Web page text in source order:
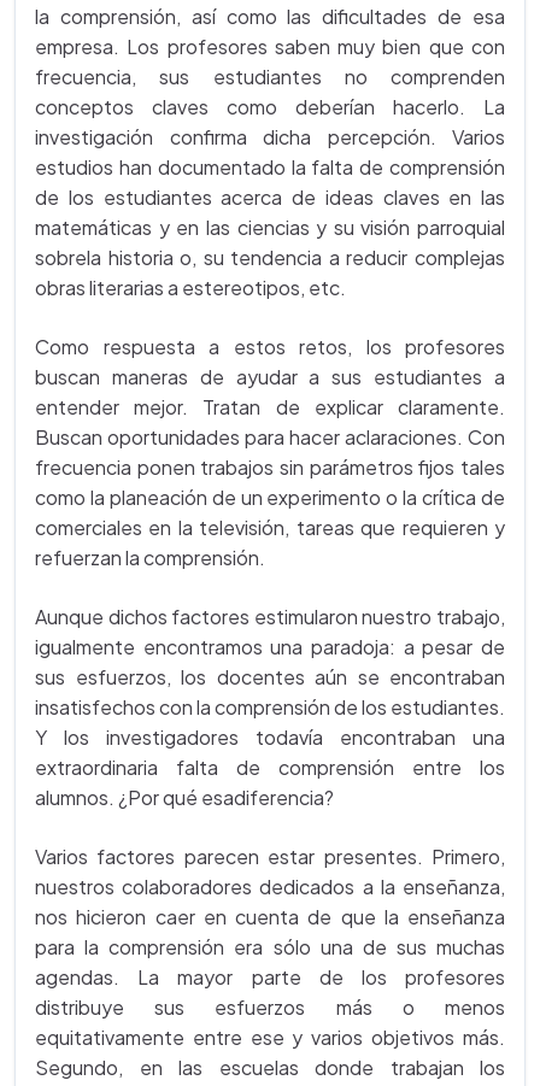
la comprensión, así como las dificultades de esa
empresa. Los profesores saben muy bien que con
frecuencia, sus estudiantes no comprenden
conceptos claves como deberían hacerlo. La
investigación confirma dicha percepción. Varios
estudios han documentado la falta de comprensión
de los estudiantes acerca de ideas claves en las
matemáticas y en las ciencias y su visión parroquial
sobrela historia o, su tendencia a reducir complejas
obras literarias a estereotipos, etc.
Como respuesta a estos retos, los profesores
buscan maneras de ayudar a sus estudiantes a
entender mejor. Tratan de explicar claramente.
Buscan oportunidades para hacer aclaraciones. Con
frecuencia ponen trabajos sin parámetros fijos tales
como la planeación de un experimento o la crítica de
comerciales en la televisión, tareas que requieren y
refuerzan la comprensión.
Aunque dichos factores estimularon nuestro trabajo,
igualmente encontramos una paradoja: a pesar de
sus esfuerzos, los docentes aún se encontraban
insatisfechos con la comprensión de los estudiantes.
Y los investigadores todavía encontraban una
extraordinaria falta de comprensión entre los
alumnos. ¿Por qué esadiferencia?
Varios factores parecen estar presentes. Primero,
nuestros colaboradores dedicados a la enseñanza,
nos hicieron caer en cuenta de que la enseñanza
para la comprensión era sólo una de sus muchas
agendas. La mayor parte de los profesores
distribuye sus esfuerzos más o menos
equitativamente entre ese y varios objetivos más.
Segundo, en las escuelas donde trabajan los